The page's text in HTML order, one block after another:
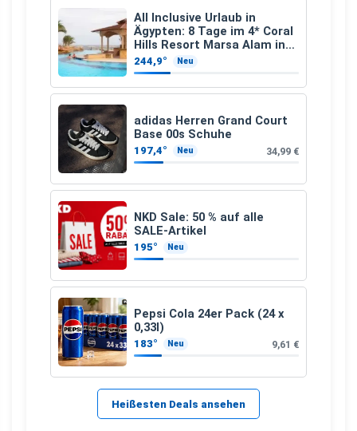
All Inclusive Urlaub in
Ägypten: 8 Tage im 4* Coral
Hills Resort Marsa Alam inkl.
Flüge ab 299 € p.P.
244,9° Neu
adidas Herren Grand Court
Base 00s Schuhe
197,4° Neu 34,99 €
NKD Sale: 50 % auf alle
SALE-Artikel
195° Neu
Pepsi Cola 24er Pack (24 x
0,33l)
183° Neu 9,61 €
Heißesten Deals ansehen